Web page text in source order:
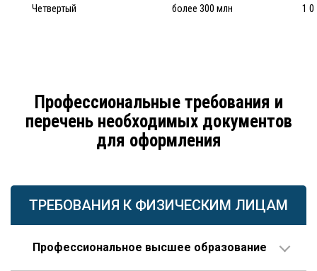
Четвертый более 300 млн 1
Профессиональные требования и
перечень необходимых документов
для оформления
ТРЕБОВАНИЯ К ФИЗИЧЕСКИМ ЛИЦАМ
Профессиональное высшее образование